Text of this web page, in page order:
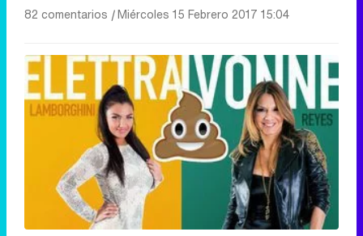
82 comentarios |Miércoles 15 Febrero 2017 15:04